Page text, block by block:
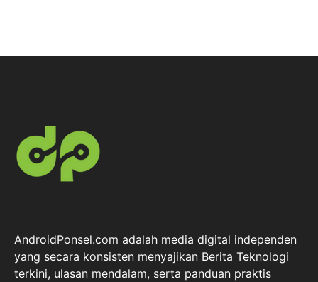
AndroidPonsel.com adalah media digital independen
yang secara konsisten menyajikan Berita Teknologi
terkini, ulasan mendalam, serta panduan praktis